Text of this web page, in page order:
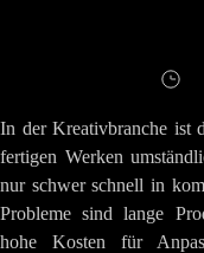
In der Kreativbranche ist
fertigen Werken
nur schwer schnell in
Probleme sind lange
hohe Kosten für